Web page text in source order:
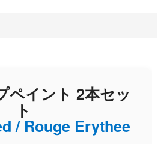
ペイント 2本セッ
ト
/ Rouge Erythee